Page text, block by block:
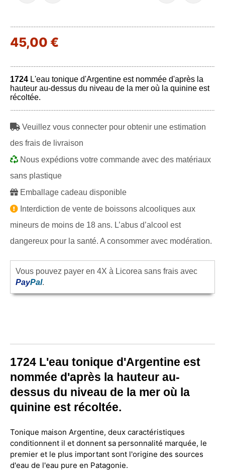
45,00 €
1724 L'eau tonique d'Argentine est nommée d'après la
hauteur au-dessus du niveau de la mer où la quinine est
récoltée.
Veuillez vous connecter pour obtenir une estimation
des frais de livraison
Nous expédions votre commande avec des matériaux
sans plastique
Emballage cadeau disponible
Interdiction de vente de boissons alcooliques aux
mineurs de moins de 18 ans. L’abus d’alcool est
dangereux pour la santé. A consommer avec modération.
Vous pouvez payer en 4X à Licorea sans frais avec
PayPal.
1724 L'eau tonique d'Argentine est
nommée d'après la hauteur au-
dessus du niveau de la mer où la
quinine est récoltée.
Tonique maison Argentine, deux caractéristiques
conditionnent il et donnent sa personnalité marquée, le
premier et le plus important sont l'origine des sources
d'eau de l'eau pure en Patagonie.